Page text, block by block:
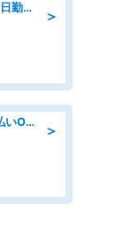
＞
経理/病院での経理事務のお仕事/即日勤務可/車通勤可/経理/一般事務
＞
マシンオペレーター/未経験OK/日払いOK/寮費無料/交替制/20・30・40代活躍中